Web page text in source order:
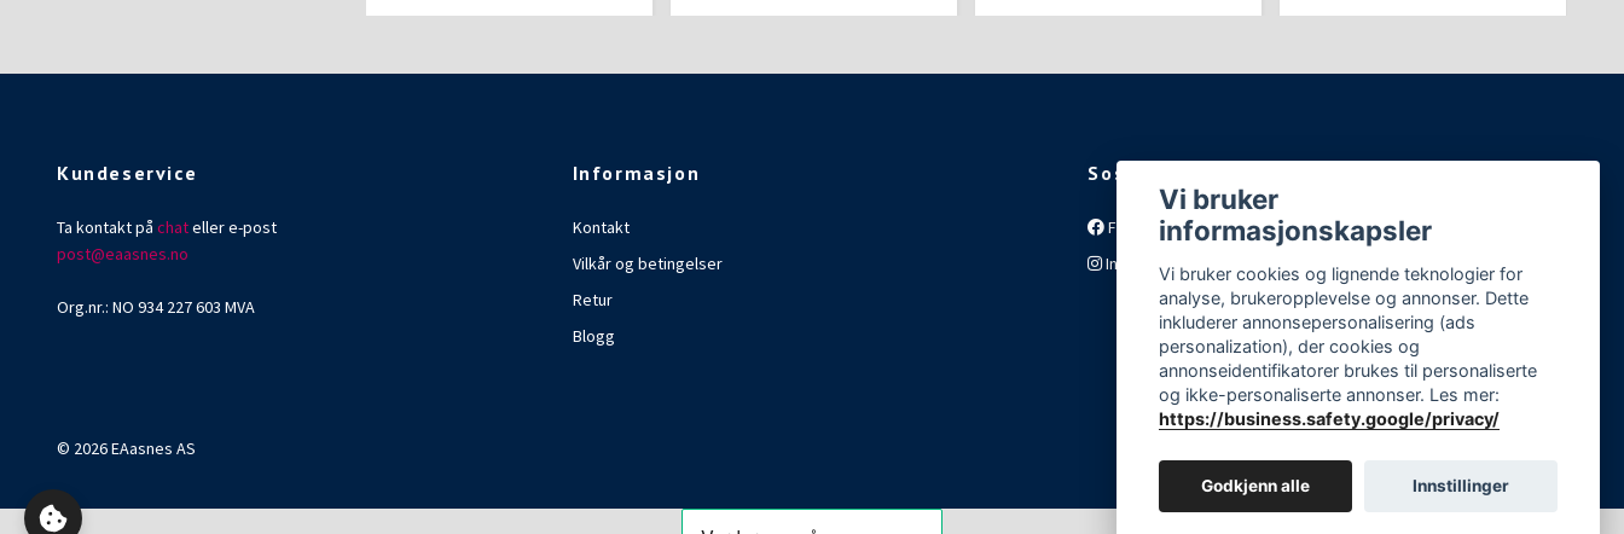
Kundeservice
Ta kontakt på chateller e-post
post@eaasnes.no
Org.nr.: NO 934 227 603 MVA
Informasjon
Kontakt
Vilkår og betingelser
Retur
Blogg
Sosiale medier
Facebook
Instagram
© 2026 EAasnes AS
Vi bruker
informasjonskapsler
Vi bruker cookies og lignende teknologier for
analyse, brukeropplevelse og annonser. Dette
inkluderer annonsepersonalisering (ads
personalization), der cookies og
annonseidentifikatorer brukes til personaliserte
og ikke-personaliserte annonser. Les mer:
https://business.safety.google/privacy/
Godkjenn alle Innstillinger